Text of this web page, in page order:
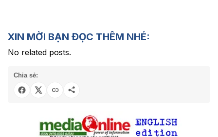
XIN MỜI BẠN ĐỌC THÊM NHÉ:
No related posts.
Chia sẻ: